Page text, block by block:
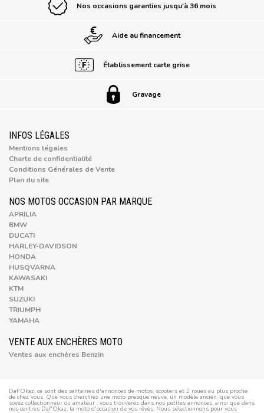
Nos occasions garanties jusqu'à 36 mois
Aide au financement
Établissement carte grise
Gravage
INFOS LÉGALES
Mentions légales
Charte de confidentialité
Conditions Générales de Vente
Plan du site
NOS MOTOS OCCASION PAR MARQUE
APRILIA
BMW
DUCATI
HARLEY-DAVIDSON
HONDA
HUSQVARNA
KAWASAKI
KTM
SUZUKI
TRIUMPH
YAMAHA
VENTE AUX ENCHÈRES MOTO
Ventes aux enchères Benzin
Daf'Okaz, ce sont des centaines d'annonces de motos, scooters et 2 roues au plus proche
de chez vous. Que vous cherchiez une moto presque neuve, un modèle ancien, que vous
soyez collectionneur ou amateur : vous trouverez dans nos petites annonces, ainsi que dans
nos centres Daf'Okaz, la moto d'occasion de vos rêves. Nous sélectionnons pour vous